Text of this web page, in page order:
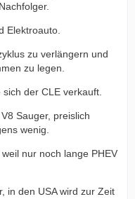
Elektroauto.
zu verlängern und
zu legen.
der CLE verkauft.
Sauger, preislich
wenig.
nur noch lange PHEV
in den USA wird zur Zeit